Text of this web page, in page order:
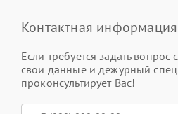
Контактная информация
Если требуется задать вопрос
свои данные и дежурный
проконсультирует Вас!